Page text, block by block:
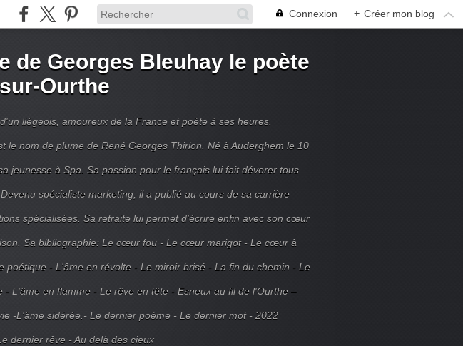
Connexion + Créer mon blog
de Georges Bleuhay le poète
Ourthe
liégeois, amoureux de la France et poète à ses heures.
le nom de plume de René Georges Thirion. Né à Auderghem le 10
jeunesse à Spa. Sa passion pour le français lui fait dévorer tous
spécialiste marketing, il a publié au cours de sa carrière
spécialisées. Sa retraite lui permet d’écrire enfin avec son cœur
Sa bibliographie: Le cœur fou - Le cœur marigot - Le cœur à
poétique - L'âme en révolte - Le miroir brisé - La fin du chemin - Le
- L'âme en flamme - Le rêve en tête - Esneux au fil de l'Ourthe –
-L'âme sidérée.- Le dernier poème - Le dernier mot - 2022
dernier rêve - Au delà des cieux